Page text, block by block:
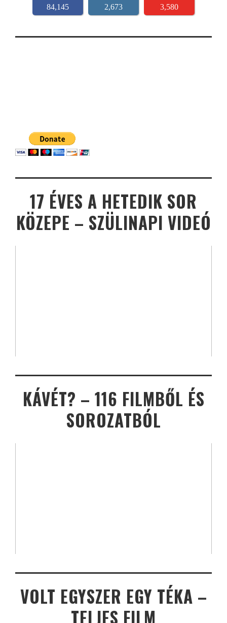
84,145 2,673 3,580
17 ÉVES A HETEDIK SOR
KÖZEPE – SZÜLINAPI VIDEÓ
KÁVÉT? – 116 FILMBŐL ÉS
SOROZATBÓL
VOLT EGYSZER EGY TÉKA –
TELJES FILM